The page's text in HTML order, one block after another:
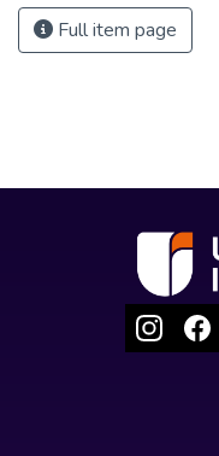
Full item page